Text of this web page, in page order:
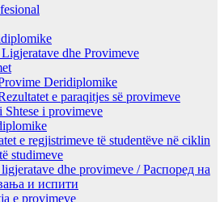
dhe Provimeve
Deridiplomike
e paraqitjes së provimeve
Shtese i provimeve
e regjistrimeve të studentëve në ciklin
studimeve
dhe provimeve / Распоред на
и испити
e provimeve